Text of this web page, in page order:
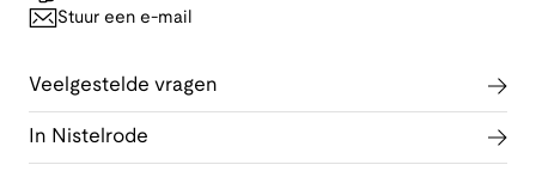
Stuur een e-mail
Veelgestelde vragen
In Nistelrode